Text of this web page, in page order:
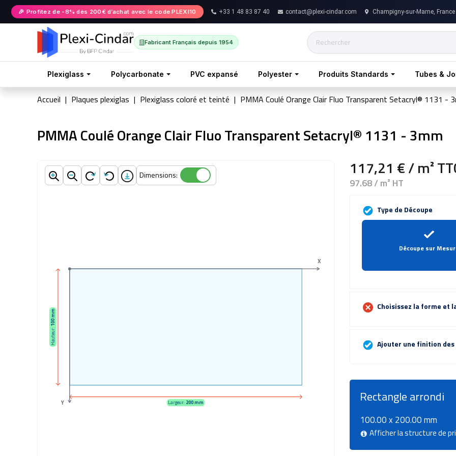
🎉 Profitez de -8% dès 200€ d’achat avec le code PLEXI10 +33 1 48 83 87 40 contact@plexi-cindar.com Champigny-sur-Marne, France
Fabricant Français depuis 1954
Plexiglass Polycarbonate PVC expansé Polyester Produits Standards Tubes &
Accueil Plaques plexiglas Plexiglass coloré et teinté PMMA Coulé Orange Clair Fluo Transparent Setacryl® 1131 -
PMMA Coulé Orange Clair Fluo Transparent Setacryl® 1131 - 3mm
Dimensions:
Dimensions:
Largeur: 200 mm
Hauteur:
100 mm
X
Y
117,21 €/ m²
97.68 / m² HT
Type de Découpe
Découpe sur
Choisissez la forme et
Ajouter une finition
Rectangle arrondi
100.00 x 200.00 mm
Afficher la structure de